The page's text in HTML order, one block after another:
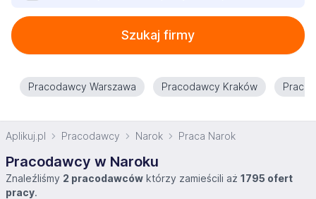
Szukaj firmy
Pracodawcy Warszawa Pracodawcy Kraków
Aplikuj.pl Pracodawcy Narok Praca Narok
Pracodawcy w Naroku
Znaleźliśmy 2 pracodawców którzy zamieścili aż 1795 ofert
pracy.